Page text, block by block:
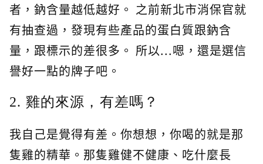
者，鈉含量越低越好。 之前新北市消保官就
有抽查過，發現有些產品的蛋白質跟鈉含
量，跟標示的差很多。 所以...嗯，還是選信
譽好一點的牌子吧。
2. 雞的來源，有差嗎？
我自己是覺得有差。你想想，你喝的就是那
隻雞的精華。那隻雞健不健康、吃什麼長